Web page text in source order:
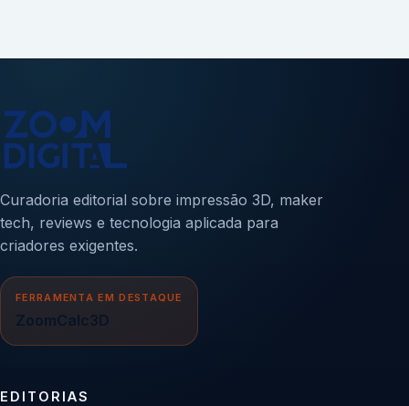
Curadoria editorial sobre impressão 3D, maker
tech, reviews e tecnologia aplicada para
criadores exigentes.
FERRAMENTA EM DESTAQUE
ZoomCalc3D
EDITORIAS